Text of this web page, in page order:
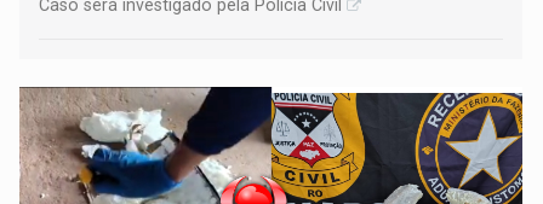
Caso será investigado pela Polícia Civil